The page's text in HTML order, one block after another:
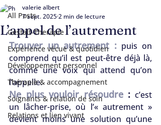
All Posts
Gestalt-Therapie
Expérience vécue & quotidien
Développement personnel
Thérapie & accompagnement
Soignants & relation de soin
Relations et lien vivant
L’appel de l’autrement
valerie albert
7 sept. 20252 min de lecture
Trouver un autrement : puis on
comprend qu’il est peut-être déjà là,
comme une voix qui attend qu’on
l’appelle.
Ne plus vouloir résoudre : c’est
un lâcher-prise, où l’« autrement »
devient moins une solution qu’une